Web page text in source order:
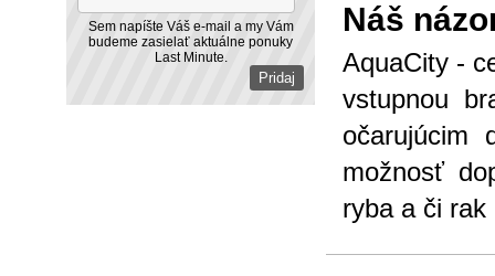
Náš
AquaCity -
vstupnou
očarujúcim
možnosť
ryba a či
Sem napíšte Váš e-mail a my Vám
budeme zasielať aktuálne ponuky
Last Minute.